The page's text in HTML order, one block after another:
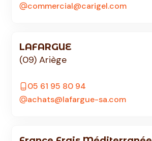
commercial@carigel.com
LAFARGUE
(09) Ariège
05 61 95 80 94
achats@lafargue-sa.com